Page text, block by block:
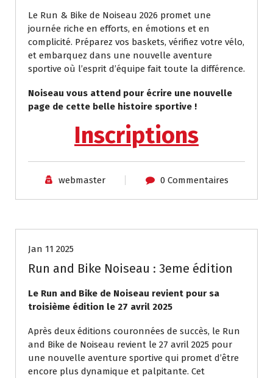
Le Run & Bike de Noiseau 2026 promet une
journée riche en efforts, en émotions et en
complicité. Préparez vos baskets, vérifiez votre vélo,
et embarquez dans une nouvelle aventure
sportive où l’esprit d’équipe fait toute la différence.
Noiseau vous attend pour écrire une nouvelle
page de cette belle histoire sportive !
Inscriptions
webmaster 0 Commentaires
Jan 11 2025
Run and Bike Noiseau : 3eme édition
Le Run and Bike de Noiseau revient pour sa
troisième édition le 27 avril 2025
Après deux éditions couronnées de succès, le Run
and Bike de Noiseau revient le 27 avril 2025 pour
une nouvelle aventure sportive qui promet d’être
encore plus dynamique et palpitante. Cet